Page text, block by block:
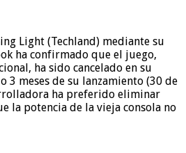
Light (Techland) mediante su
ha confirmado que el juego,
ha sido cancelado en su
3 meses de su lanzamiento (30 de
ha preferido eliminar
la potencia de la vieja consola no